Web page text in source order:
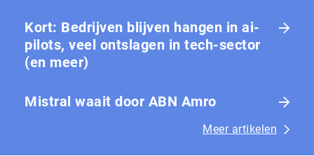
Kort: Bedrijven blijven hangen in ai-
pilots, veel ontslagen in tech-sector
(en meer)
Mistral waait door ABN Amro
Meer artikelen